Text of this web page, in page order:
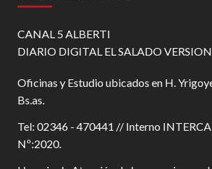
CANAL 5 ALBERTI
DIARIO DIGITAL EL SALADO
Oficinas y Estudio ubicados en H.
Bs.as.
Tel: 02346 - 470441 // Interno
Nº:2020.